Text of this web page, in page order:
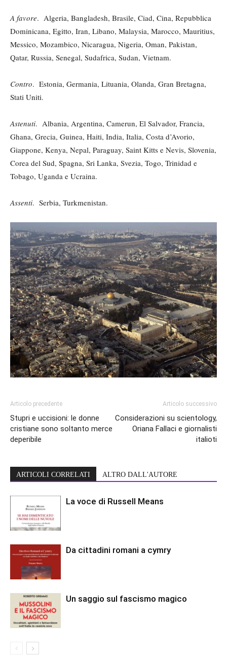
A favore. Algeria, Bangladesh, Brasile, Ciad, Cina, Repubblica
Dominicana, Egitto, Iran, Libano, Malaysia, Marocco, Mauritius,
Messico, Mozambico, Nicaragua, Nigeria, Oman, Pakistan,
Qatar, Russia, Senegal, Sudafrica, Sudan, Vietnam.
Contro. Estonia, Germania, Lituania, Olanda, Gran Bretagna,
Stati Uniti.
Astenuti. Albania, Argentina, Camerun, El Salvador, Francia,
Ghana, Grecia, Guinea, Haiti, India, Italia, Costa d’Avorio,
Giappone, Kenya, Nepal, Paraguay, Saint Kitts e Nevis, Slovenia,
Corea del Sud, Spagna, Sri Lanka, Svezia, Togo, Trinidad e
Tobago, Uganda e Ucraina.
Assenti. Serbia, Turkmenistan.
Articolo precedente
Stupri e uccisioni: le donne
cristiane sono soltanto merce
deperibile
Articolo successivo
Considerazioni su scientology,
Oriana Fallaci e giornalisti
italioti
ARTICOLI CORRELATI ALTRO DALL'AUTORE
La voce di Russell Means
Da cittadini romani a cymry
Un saggio sul fascismo magico